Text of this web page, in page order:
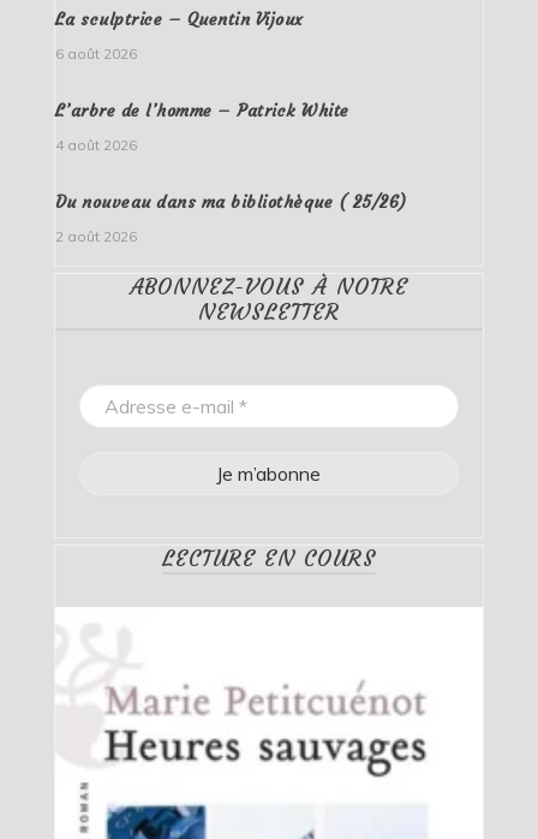
La sculptrice – Quentin Vijoux
6 août 2026
L’arbre de l’homme – Patrick White
4 août 2026
Du nouveau dans ma bibliothèque ( 25/26)
2 août 2026
ABONNEZ-VOUS À NOTRE
NEWSLETTER
LECTURE EN COURS